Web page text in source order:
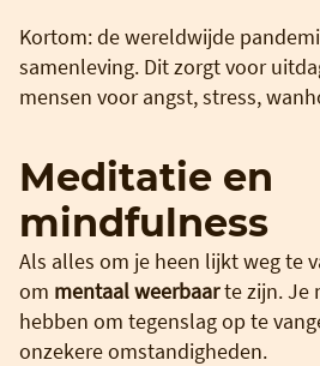
Kortom: de wereldwijde
samenleving. Dit zorgt voor
mensen voor angst, stress,
Meditatie en
mindfulness
Als alles om je heen lijkt weg te
om mentaal weerbaarte zijn. Je
hebben om tegenslag op te
onzekere omstandigheden.